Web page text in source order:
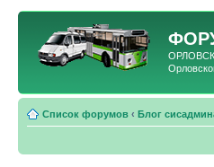
Список форумов ‹ Блог